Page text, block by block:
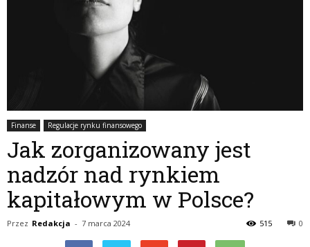
Finanse Regulacje rynku finansowego
Jak zorganizowany jest
nadzór nad rynkiem
kapitałowym w Polsce?
Przez Redakcja - 7 marca 2024 0
515